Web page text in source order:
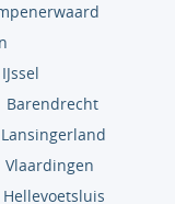
Barendrecht
Vlaardingen